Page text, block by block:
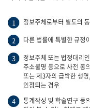
1 정보주체로부터 별도의
2 다른 법률에 특별한 규정
3
정보주체 또는 법정대리
주소불명 등으로 사전 동
또는 제3자의 급박한 생
인정되는 경우
4
통계작성 및 학술연구 등